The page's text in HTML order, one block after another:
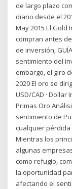
de largo plazo
diario desde el
May 2015 El
compran antes
de inversión;
sentimiento del
embargo, el giro
2020 El oro se
USD/CAD · Dollar
Primas Oro
sentimiento de
cualquier
Mientras los
algunas
como refugio,
la oportunidad
afectando el